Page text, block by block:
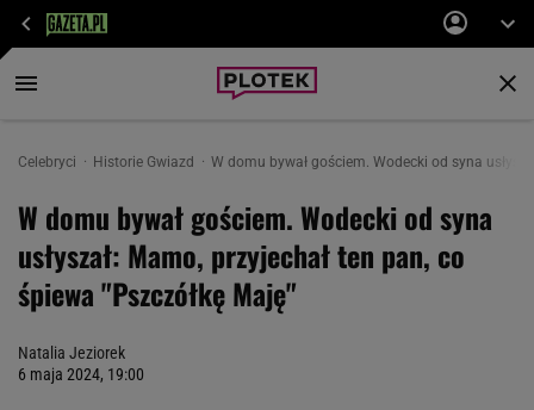
Celebryci Historie Gwiazd W domu bywał gościem. Wodecki od syna
W domu bywał gościem. Wodecki od syna
usłyszał: Mamo, przyjechał ten pan, co
śpiewa "Pszczółkę Maję"
Natalia Jeziorek
6 maja 2024, 19:00